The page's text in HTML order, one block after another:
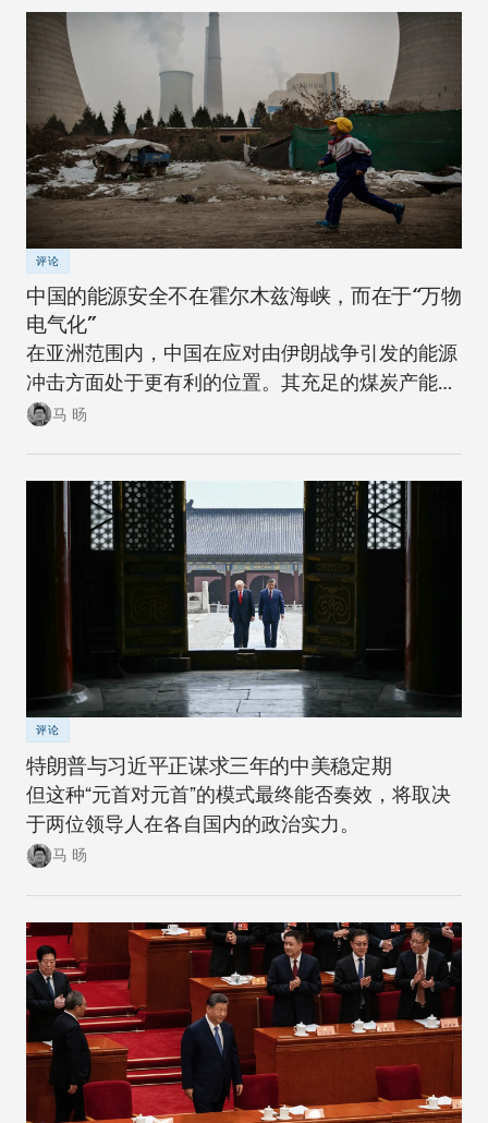
评论
中国的能源安全不在霍尔木兹海峡，而在于“万物
电气化”
在亚洲范围内，中国在应对由伊朗战争引发的能源
冲击方面处于更有利的位置。其充足的煤炭产能可
以在短期内确保稳定。同时，随着该国逐步推进摆
马 旸
评论
特朗普与习近平正谋求三年的中美稳定期
但这种“元首对元首”的模式最终能否奏效，将取决
于两位领导人在各自国内的政治实力。
马 旸